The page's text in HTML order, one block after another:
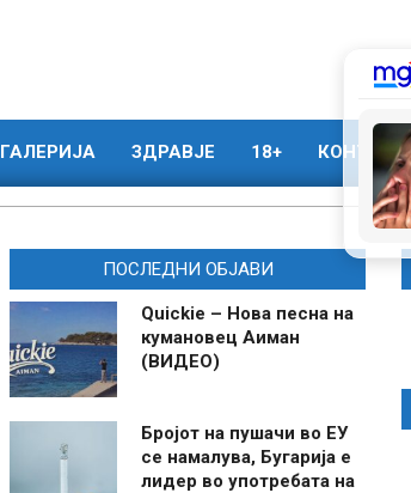
ГАЛЕРИЈА ЗДРАВЈЕ 18+ КОНТАКТ
ПОСЛЕДНИ ОБЈАВИ
Quickie – Нова песна на
кумановец Аиман
(ВИДЕО)
Бројот на пушачи во ЕУ
се намалува, Бугарија е
лидер во употребата на